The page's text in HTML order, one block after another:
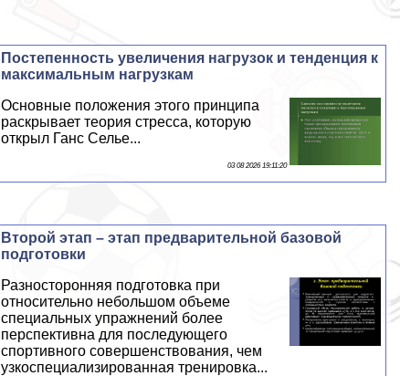
Постепенность увеличения нагрузок и тенденция к
максимальным нагрузкам
Основные положения этого принципа
раскрывает теория стресса, которую
открыл Ганс Селье...
03 08 2026 19:11:20
Второй этап – этап предварительной базовой
подготовки
Разносторонняя подготовка при
относительно небольшом объеме
специальных упражнений более
перспективна для последующего
спортивного совершенствования, чем
узкоспециализированная тренировка...